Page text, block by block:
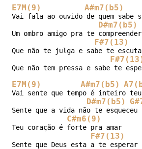
E7M(9)
A#m7(b5)
Vai fala ao ouvido de quem sabe
D#m7(b5)
Um ombro amigo pra te compreender
F#7(13)
Que não te julga e sabe te
Que não tem pressa e sabe te
E7M(9) A#m7(b5)
Vai sente que tempo é inteiro teu
D#m7(b5)
Sente que a vida não te esqueceu
C#m6(9)
Teu coração é forte pra amar
F#7(13)
Sente que Deus esta a te